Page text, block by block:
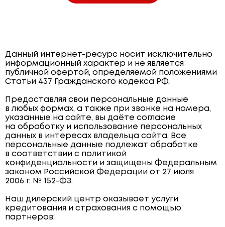
Данный интернет-ресурс носит исключительно
информационный характер и не является
публичной офертой, определяемой положениями
Статьи 437 Гражданского кодекса РФ.
Предоставляя свои персональные данные
в любых формах, а также при звонке на номера,
указанные на сайте, вы даёте согласие
на обработку и использование персональных
данных в интересах владельца сайта. Все
персональные данные подлежат обработке
в соответствии с политикой
конфиденциальности и защищены Федеральным
законом Российской Федерации от 27 июля
2006 г. № 152-ФЗ.
Наш дилерский центр оказывает услуги
кредитования и страхования с помощью
партнеров: